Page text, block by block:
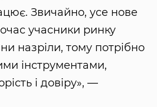
Звичайно, усе нове
учасники ринку
назріли, тому потрібно
інструментами,
і довіру», —